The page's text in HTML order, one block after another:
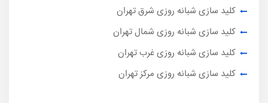
کلید سازی شبانه روزی شرق تهران
کلید سازی شبانه روزی شمال تهران
کلید سازی شبانه روزی غرب تهران
کلید سازی شبانه روزی مرکز تهران